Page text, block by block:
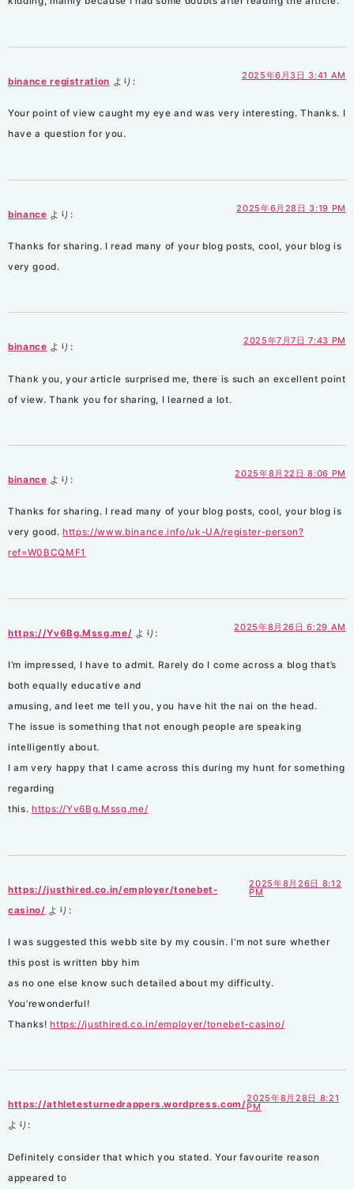
binance registration より:
2025年6月3日 3:41 AM
Your point of view caught my eye and was very interesting. Thanks. I
have a question for you.
binance より:
2025年6月28日 3:19 PM
Thanks for sharing. I read many of your blog posts, cool, your blog is
very good.
binance より:
2025年7月7日 7:43 PM
Thank you, your article surprised me, there is such an excellent point
of view. Thank you for sharing, I learned a lot.
binance より:
2025年8月22日 8:06 PM
Thanks for sharing. I read many of your blog posts, cool, your blog is
very good. https://www.binance.info/uk-UA/register-person?
ref=W0BCQMF1
https://Yv6Bg.Mssg.me/ より:
2025年8月26日 6:29 AM
I’m impressed, I have to admit. Rarely do I come across a blog that’s
both equally educative and
amusing, and leet me tell you, you have hit the nai on the head.
The issue is something that not enough people are speaking
intelligently about.
I am very happy that I came across this during my hunt for something
regarding
this. https://Yv6Bg.Mssg.me/
https://justhired.co.in/employer/tonebet-
casino/ より:
2025年8月26日 8:12
PM
I was suggested this webb site by my cousin. I’m not sure whether
this post is written bby him
as no one else know such detailed about my difficulty.
You’rewonderful!
Thanks! https://justhired.co.in/employer/tonebet-casino/
https://athletesturnedrappers.wordpress.com/
より:
2025年8月28日 8:21
PM
Definitely consider that which you stated. Your favourite reason
appeared to